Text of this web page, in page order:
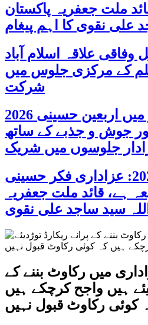
ملت جعفریہ پاکستان
علی نقوی کا اہم پیغام
علاقہ اسلام آباد
کے مرکزی جلوس میں
شرکت
پاکستان بھر میں اربعین حسینی 2026
جوش و جذبے کے ساتھ
جلوسوں میں شریک
اربعین حسینی 2026: عزاداری فکر حسینی
ہے، قائد ملت جعفریہ
سید ساجد علی نقوی
میں رکاوٹ بننے کے
ہیں واجح کرچکے ہیں
کوئی رکاوٹ قبول نہیں